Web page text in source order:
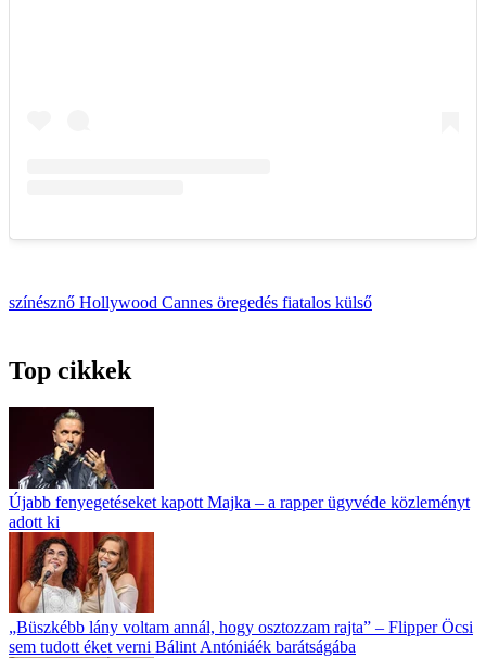
színésznő Hollywood Cannes öregedés fiatalos külső
Top cikkek
Újabb fenyegetéseket kapott Majka – a rapper ügyvéde közleményt
adott ki
„Büszkébb lány voltam annál, hogy osztozzam rajta” – Flipper Öcsi
sem tudott éket verni Bálint Antóniáék barátságába